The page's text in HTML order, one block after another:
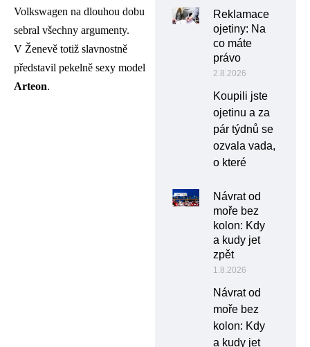
Volkswagen na dlouhou dobu
sebral všechny argumenty.
V Ženevě totiž slavnostně
představil pekelně sexy model
Arteon.
Reklamace
ojetiny: Na
co máte
právo
2.8.2026
Koupili jste
ojetinu a za
pár týdnů se
ozvala vada,
o které
Návrat od
moře bez
kolon: Kdy
a kudy jet
zpět
1.8.2026
Návrat od
moře bez
kolon: Kdy
a kudy jet